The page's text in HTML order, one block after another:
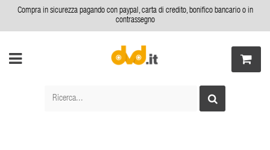
Compra in sicurezza pagando con paypal, carta di credito, bonifico bancario o in
contrassegno